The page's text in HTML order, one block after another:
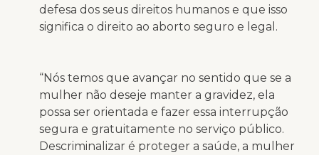
defesa dos seus direitos humanos e que isso
significa o direito ao aborto seguro e legal.
“Nós temos que avançar no sentido que se a
mulher não deseje manter a gravidez, ela
possa ser orientada e fazer essa interrupção
segura e gratuitamente no serviço público.
Descriminalizar é proteger a saúde, a mulher